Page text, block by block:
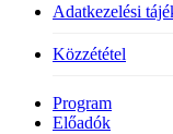
Adatkezelési
Közzététel
Close
Menu
Program
Előadók